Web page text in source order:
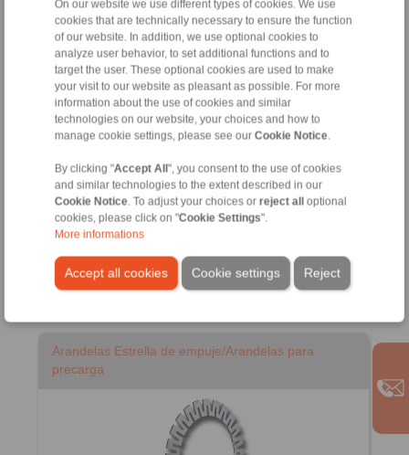
On our website we use different types of cookies. We use
cookies that are technically necessary to ensure the function
of our website. In addition, we use optional cookies to
analyze user behavior, to set additional functions and to
target the user. These optional cookies are used to make
your visit to our website as pleasant as possible. For more
information about the use of cookies and similar
technologies on our website, your choices and how to
manage cookie settings, please see our Cookie Notice
By clicking "Accept All", you consent to the use of cookies
and similar technologies to the extent described in our
Cookie Notice . To adjust your choices or reject alloptional
cookies, please click on "Cookie Settings".
More informations
Accept all cookies Reject
Cookie settings
Sistemas de fijación para motores de par
para motores de par integrados
para motores de par completos 1FW3 de SIEMENS
para motores de par completos
Arandelas Estrella de empuje/Arandelas para
precarga